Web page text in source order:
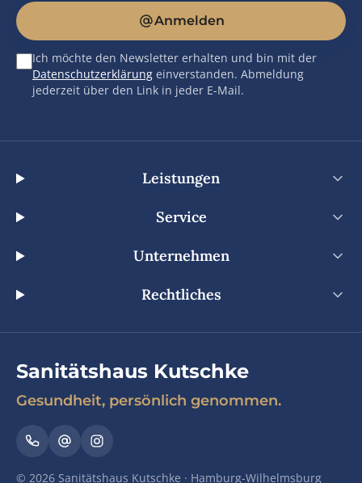
Anmelden
Ich möchte den Newsletter erhalten und bin mit der
Datenschutzerklärung einverstanden. Abmeldung
jederzeit über den Link in jeder E-Mail.
Leistungen
Service
Unternehmen
Rechtliches
Sanitätshaus Kutschke
Gesundheit, persönlich genommen.
© 2026 Sanitätshaus Kutschke · Hamburg-Wilhelmsburg